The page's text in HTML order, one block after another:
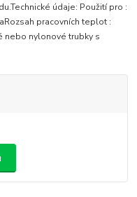
údaje: Použití pro :
pracovních teplot :
nebo nylonové trubky s